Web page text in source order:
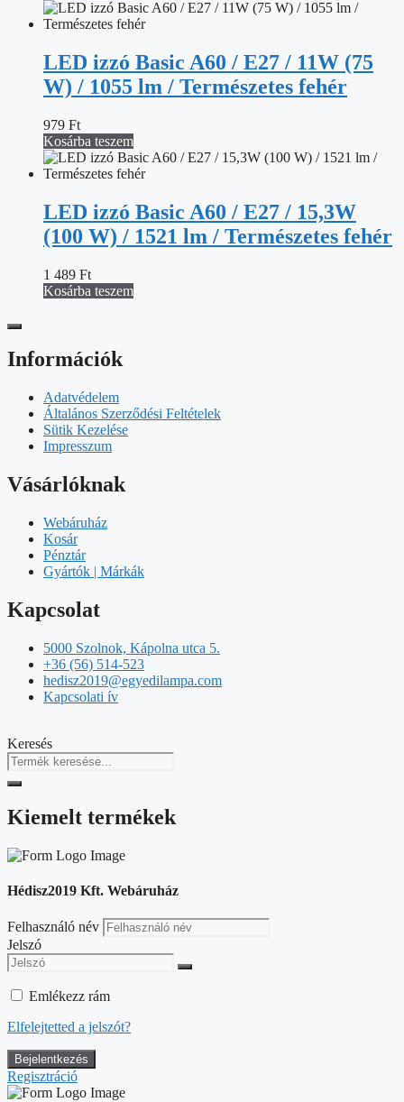
LED izzó Basic A60 / E27 / 11W (75
W) / 1055 lm / Természetes fehér
979 Ft
Kosárba teszem
LED izzó Basic A60 / E27 / 15,3W
(100 W) / 1521 lm / Természetes fehér
1 489 Ft
Kosárba teszem
Információk
Adatvédelem
Általános Szerződési Feltételek
Sütik Kezelése
Impresszum
Vásárlóknak
Webáruház
Kosár
Pénztár
Gyártók | Márkák
Kapcsolat
5000 Szolnok, Kápolna utca 5.
+36 (56) 514-523
hedisz2019@egyedilampa.com
Kapcsolati ív
Keresés
Kiemelt termékek
Hédisz2019 Kft. Webáruház
Felhasználó név
Jelszó
Emlékezz rám
Elfelejtetted a jelszót?
Regisztráció